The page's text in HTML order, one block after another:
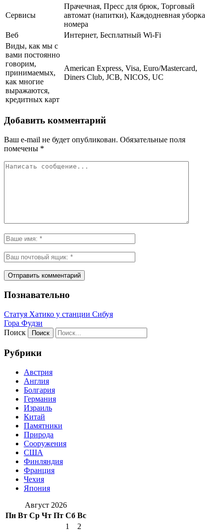
Сервисы
Прачечная, Пресс для брюк, Торговый
автомат (напитки), Каждодневная уборка
номера
Веб
Интернет, Бесплатный Wi-Fi
Виды, как мы с
вами постоянно
говорим,
принимаемых,
как многие
выражаются,
кредитных карт
American Express, Visa, Euro/Mastercard,
Diners Club, JCB, NICOS, UC
Добавить комментарий
Ваш e-mail не будет опубликован. Обязательные поля
помечены *
Познавательно
Статуя Хатико у станции Сибуя
Гора Фудзи
Поиск
Рубрики
Австрия
Англия
Болгария
Германия
Израиль
Китай
Памятники
Природа
Сооружения
США
Финляндия
Франция
Чехия
Япония
Август 2026
Пн Вт Ср Чт Пт Сб Вс
1
2